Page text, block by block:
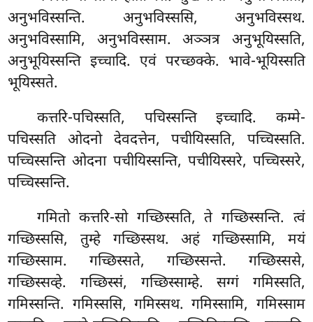
अनुभविस्सन्ति. अनुभविस्ससि, अनुभविस्सथ.
अनुभविस्सामि, अनुभविस्साम. अञ्ञत्र अनुभूयिस्सति,
अनुभूयिस्सन्ति इच्चादि. एवं परच्छक्के. भावे-भूयिस्सति
भूयिस्सते.
कत्तरि-पचिस्सति, पचिस्सन्ति इच्चादि. कम्मे-
पचिस्सति ओदनो देवदत्तेन, पचीयिस्सति, पच्चिस्सति.
पच्चिस्सन्ति ओदना पचीयिस्सन्ति, पचीयिस्सरे, पच्चिस्सरे,
पच्चिस्सन्ति.
गमितो कत्तरि-सो गच्छिस्सति, ते गच्छिस्सन्ति. त्वं
गच्छिस्ससि, तुम्हे गच्छिस्सथ. अहं गच्छिस्सामि, मयं
गच्छिस्साम. गच्छिस्सते, गच्छिस्सन्ते. गच्छिस्ससे,
गच्छिस्सव्हे. गच्छिस्सं, गच्छिस्साम्हे. सग्गं गमिस्सति,
गमिस्सन्ति. गमिस्ससि, गमिस्सथ. गमिस्सामि, गमिस्साम